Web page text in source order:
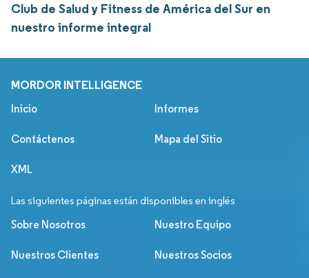
Club de Salud y Fitness de América del Sur en
nuestro informe integral
MORDOR INTELLIGENCE
Inicio Informes
Contáctenos Mapa del Sitio
XML
Las siguientes páginas están disponibles en inglés
Sobre Nosotros Nuestro Equipo
Nuestros Clientes Nuestros Socios